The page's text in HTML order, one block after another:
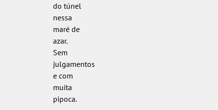
do túnel
nessa
maré de
azar.
Sem
julgamentos
e com
muita
pipoca.